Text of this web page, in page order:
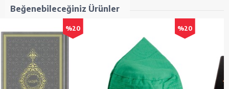
Beğenebileceğiniz Ürünler